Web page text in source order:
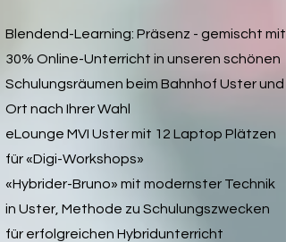
Blendend-Learning: Präsenz - gemischt mit
30% Online-Unterricht in unseren schönen
Schulungsräumen beim Bahnhof Uster und
Ort nach Ihrer Wahl
eLounge MVI Uster mit 12 Laptop Plätzen
für «Digi-Workshops»
«Hybrider-Bruno» mit modernster Technik
in Uster, Methode zu Schulungszwecken
für erfolgreichen Hybridunterricht